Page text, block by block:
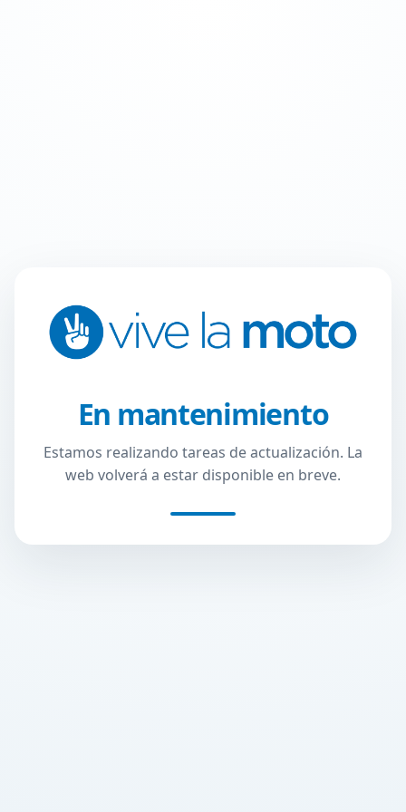
En mantenimiento
Estamos realizando tareas de actualización. La
web volverá a estar disponible en breve.